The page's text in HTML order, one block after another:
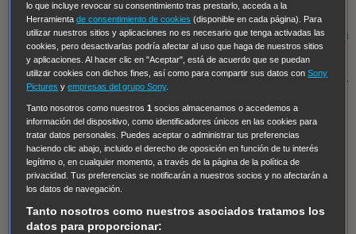
Regreso al futuro III NUEVE CUERPOS Los últimos
caballeros Tormenta infinita Sing Street Cobra Kai
Tom
y Lola
High Country
Los casos de Susan Ryeland:
Moonflower Murders Twisted Metal Mentes Criminales:
Hailey Dean Without Sin: Libre de Culpa Morbius
NCIS: Nueva Orleans Pandora En fuera de juego
The Shield: Al margen de la ley Duplicated Preacher
The Killing Kind Intersecciones DOC Bite Club
Circuito cerrado
Alert: Unidad
de personas desaparecidas
lo que incluye revocar su consentimiento tras prestarlo, acceda a la
Herramientade consentimiento de cookies (disponible en cada página). Para
utilizar nuestros sitios y aplicaciones no es necesario que tenga activadas las
cookies, pero desactivarlas podría afectar al uso que haga de nuestros sitios
y aplicaciones. Al hacer clic en "Aceptar", está de acuerdo que se puedan
utilizar cookies con dichos fines, así como para compartir sus datos conSony
Pictures yempresas del grupo Sony.
Tanto nosotros como nuestros1 socios almacenamos o accedemos a
información del dispositivo, como identificadores únicos en las cookies para
tratar datos personales. Puedes aceptar o administrar tus preferencias
haciendo clic abajo, incluido el derecho de oposición en función de tu interés
legítimo o, en cualquier momento, a través de la página de la política de
privacidad. Tus preferencias se notificarán a nuestros socios y no afectarán a
los datos de navegación.
Tanto nosotros como nuestros asociados tratamos los
datos para proporcionar: